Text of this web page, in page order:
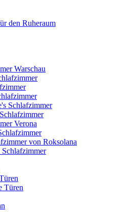
den Ruheraum
Warschau
Schlafzimmer
Verona
von Roksolana
Schlafzimmer
Türen